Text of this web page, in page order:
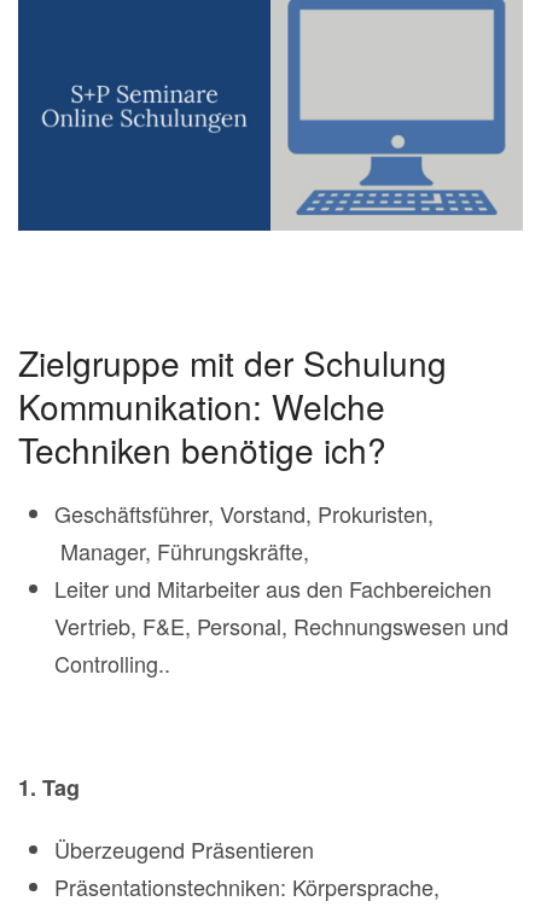
Zielgruppe mit der Schulung
Kommunikation: Welche
Techniken benötige ich?
Geschäftsführer, Vorstand, Prokuristen,
Manager, Führungskräfte,
Leiter und Mitarbeiter aus den Fachbereichen
Vertrieb, F&E, Personal, Rechnungswesen und
Controlling..
1. Tag
Überzeugend Präsentieren
Präsentationstechniken: Körpersprache,